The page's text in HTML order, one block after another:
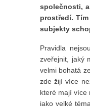
společnosti,
prostředí.
subjekty
Pravidla
zveřejnit, jaký
velmi bohatá
zde žijí více
které mají více
jako velké